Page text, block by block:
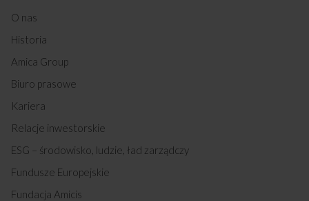
O nas
Historia
Amica Group
Biuro prasowe
Kariera
Relacje inwestorskie
ESG – środowisko, ludzie, ład zarządczy
Fundusze Europejskie
Fundacja Amicis